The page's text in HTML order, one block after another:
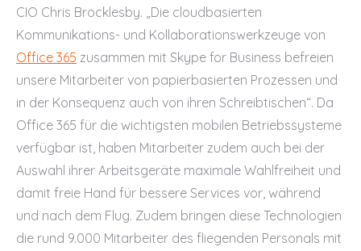
CIO Chris Brocklesby. „Die cloudbasierten
Kommunikations- und Kollaborationswerkzeuge von
Office 365 zusammen mit Skype for Business befreien
unsere Mitarbeiter von papierbasierten Prozessen und
in der Konsequenz auch von ihren Schreibtischen“. Da
Office 365 für die wichtigsten mobilen Betriebssysteme
verfügbar ist, haben Mitarbeiter zudem auch bei der
Auswahl ihrer Arbeitsgeräte maximale Wahlfreiheit und
damit freie Hand für bessere Services vor, während
und nach dem Flug. Zudem bringen diese Technologien
die rund 9.000 Mitarbeiter des fliegenden Personals mit